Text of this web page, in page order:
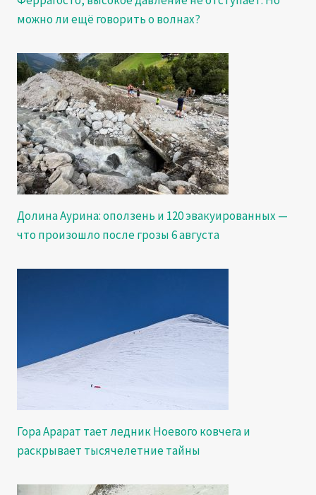
можно ли ещё говорить о волнах?
Долина Аурина: оползень и 120 эвакуированных —
что произошло после грозы 6 августа
Гора Арарат тает ледник Ноевого ковчега и
раскрывает тысячелетние тайны